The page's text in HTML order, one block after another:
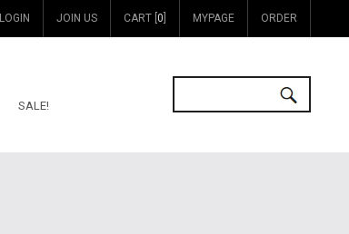
LOGIN JOIN US CART [ 0 MYPAGE ORDER
SALE!